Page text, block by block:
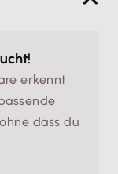
erkennt
dass du